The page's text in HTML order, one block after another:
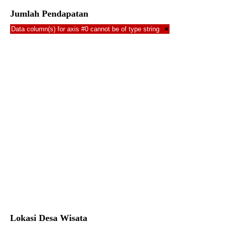
Jumlah Pendapatan
Data column(s) for axis #0 cannot be of type string ×
Lokasi Desa Wisata